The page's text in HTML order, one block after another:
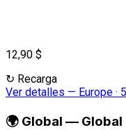
12,90 $
↻ Recarga
Ver detalles — Europe ·
🌍 Global — Global